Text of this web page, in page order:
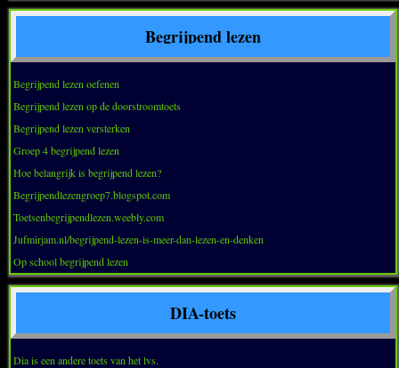
Begrijpend lezen
Begrijpend lezen oefenen
Begrijpend lezen op de doorstroomtoets
Begrijpend lezen versterken
Groep 4 begrijpend lezen
Hoe belangrijk is begrijpend lezen?
Begrijpendlezengroep7.blogspot.com
Toetsenbegrijpendlezen.weebly.com
Jufmirjam.nl/begrijpend-lezen-is-meer-dan-lezen-en-denken
Op school begrijpend lezen
DIA-toets
Dia is een andere toets van het lvs.